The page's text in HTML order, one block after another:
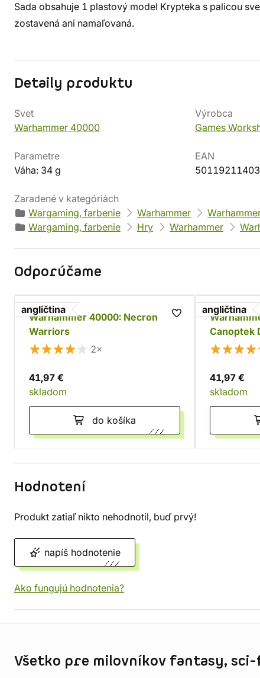
Sada obsahuje 1 plastový model Krypteka s palicou
zostavená ani namaľovaná.
Detaily produktu
Svet
Warhammer 40000
Výrobca
Games
Parametre
Váha: 34 g
EAN
Zaradené v kategóriách
Wargaming, farbenie
Warhammer
Wargaming, farbenie
Hry Warhammer
Odporúčame
angličtina
Warhammer 40000: Necron
Warriors
2×
41,97 €
skladom
do košíka
angličtina
Canoptek
41,97 €
skladom
Hodnotení
Produkt zatiaľ nikto nehodnotil, buď prvý!
napíš hodnotenie
Ako fungujú hodnotenia?
Všetko pre milovníkov fantasy,